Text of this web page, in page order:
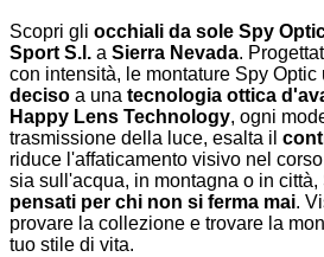
Scopri gli occhiali da sole Spy
Sport S.l. a Sierra Nevada.
con intensità, le montature Spy Optic
deciso a una tecnologia ottica
Happy Lens Technology, ogni
trasmissione della luce, esalta il
riduce l'affaticamento visivo nel
sia sull'acqua, in montagna o in città,
pensati per chi non si ferma mai.
provare la collezione e trovare la
tuo stile di vita.